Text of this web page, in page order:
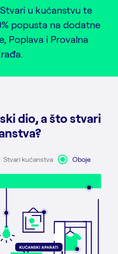
u kućanstvu te
popusta na dodatne
Poplava i Provalna
dio, a što stvari
Stvari kućanstva Oboje